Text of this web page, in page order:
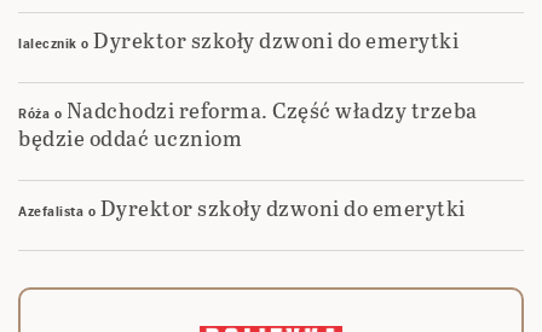
lalecznik o Dyrektor szkoły dzwoni do emerytki
Róża o Nadchodzi reforma. Część władzy trzeba
będzie oddać uczniom
Azefalista o Dyrektor szkoły dzwoni do emerytki